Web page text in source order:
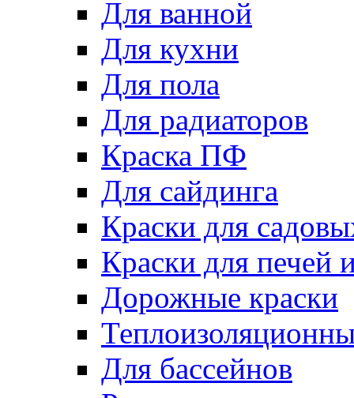
Для ванной
Для кухни
Для пола
Для радиаторов
Краска ПФ
Для сайдинга
Краски для
Краски для печей
Дорожные краски
Для бассейнов